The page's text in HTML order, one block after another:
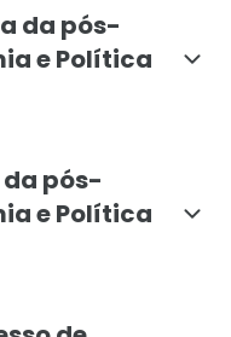
da pós-
e Política
pós-
e Política